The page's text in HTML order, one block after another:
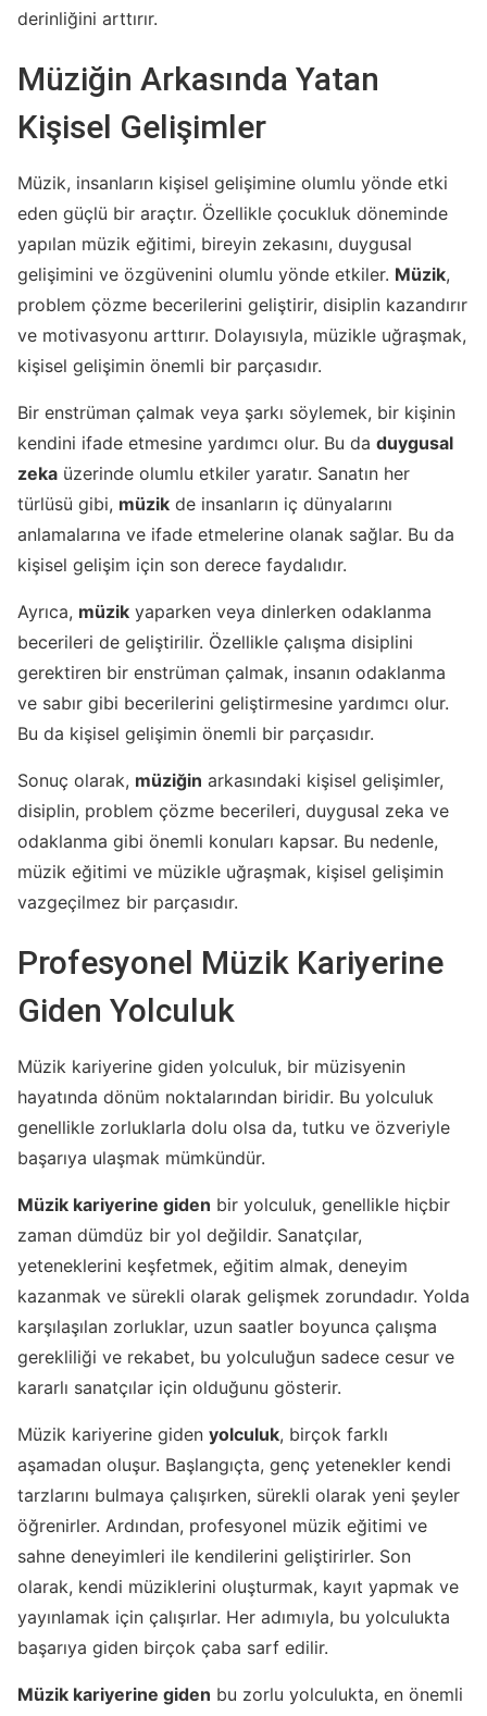
derinliğini arttırır.
Müziğin Arkasında Yatan
Kişisel Gelişimler
Müzik, insanların kişisel gelişimine olumlu yönde etki
eden güçlü bir araçtır. Özellikle çocukluk döneminde
yapılan müzik eğitimi, bireyin zekasını, duygusal
gelişimini ve özgüvenini olumlu yönde etkiler. Müzik,
problem çözme becerilerini geliştirir, disiplin kazandırır
ve motivasyonu arttırır. Dolayısıyla, müzikle uğraşmak,
kişisel gelişimin önemli bir parçasıdır.
Bir enstrüman çalmak veya şarkı söylemek, bir kişinin
kendini ifade etmesine yardımcı olur. Bu da duygusal
zeka üzerinde olumlu etkiler yaratır. Sanatın her
türlüsü gibi, müzik de insanların iç dünyalarını
anlamalarına ve ifade etmelerine olanak sağlar. Bu da
kişisel gelişim için son derece faydalıdır.
Ayrıca, müzik yaparken veya dinlerken odaklanma
becerileri de geliştirilir. Özellikle çalışma disiplini
gerektiren bir enstrüman çalmak, insanın odaklanma
ve sabır gibi becerilerini geliştirmesine yardımcı olur.
Bu da kişisel gelişimin önemli bir parçasıdır.
Sonuç olarak, müziğin arkasındaki kişisel gelişimler,
disiplin, problem çözme becerileri, duygusal zeka ve
odaklanma gibi önemli konuları kapsar. Bu nedenle,
müzik eğitimi ve müzikle uğraşmak, kişisel gelişimin
vazgeçilmez bir parçasıdır.
Profesyonel Müzik Kariyerine
Giden Yolculuk
Müzik kariyerine giden yolculuk, bir müzisyenin
hayatında dönüm noktalarından biridir. Bu yolculuk
genellikle zorluklarla dolu olsa da, tutku ve özveriyle
başarıya ulaşmak mümkündür.
Müzik kariyerine giden bir yolculuk, genellikle hiçbir
zaman dümdüz bir yol değildir. Sanatçılar,
yeteneklerini keşfetmek, eğitim almak, deneyim
kazanmak ve sürekli olarak gelişmek zorundadır. Yolda
karşılaşılan zorluklar, uzun saatler boyunca çalışma
gerekliliği ve rekabet, bu yolculuğun sadece cesur ve
kararlı sanatçılar için olduğunu gösterir.
Müzik kariyerine giden yolculuk, birçok farklı
aşamadan oluşur. Başlangıçta, genç yetenekler kendi
tarzlarını bulmaya çalışırken, sürekli olarak yeni şeyler
öğrenirler. Ardından, profesyonel müzik eğitimi ve
sahne deneyimleri ile kendilerini geliştirirler. Son
olarak, kendi müziklerini oluşturmak, kayıt yapmak ve
yayınlamak için çalışırlar. Her adımıyla, bu yolculukta
başarıya giden birçok çaba sarf edilir.
Müzik kariyerine giden bu zorlu yolculukta, en önemli